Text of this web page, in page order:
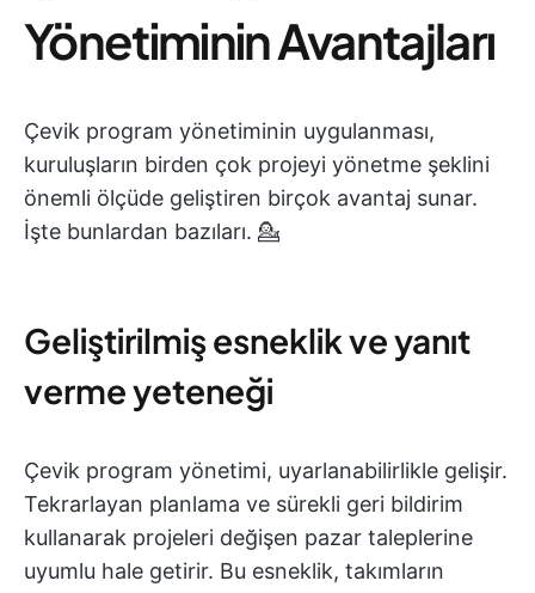
Yönetiminin Avantajları
Çevik program yönetiminin uygulanması,
kuruluşların birden çok projeyi yönetme şeklini
önemli ölçüde geliştiren birçok avantaj sunar.
İşte bunlardan bazıları. 💁
Geliştirilmiş esneklik ve yanıt
verme yeteneği
Çevik program yönetimi, uyarlanabilirlikle gelişir.
Tekrarlayan planlama ve sürekli geri bildirim
kullanarak projeleri değişen pazar taleplerine
uyumlu hale getirir. Bu esneklik, takımların